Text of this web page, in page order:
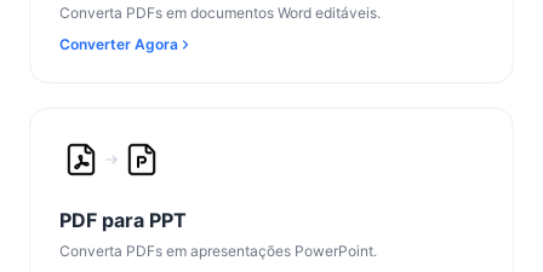
Converta PDFs em documentos Word editáveis.
Converter Agora
PDF para PPT
Converta PDFs em apresentações PowerPoint.